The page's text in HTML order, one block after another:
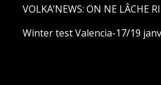
VOLKA’NEWS: ON NE LÂCHE
Winter test Valencia-17/19